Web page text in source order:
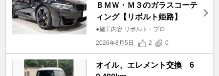
ＢＭＷ・Ｍ３のガラスコーテ
ィング【リボルト姫路】
●施工内容 リボルト・プロ
2026年8月5日
2 0
オイル、エレメント交換 6